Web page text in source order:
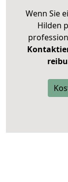
Wenn Sie
Hilden